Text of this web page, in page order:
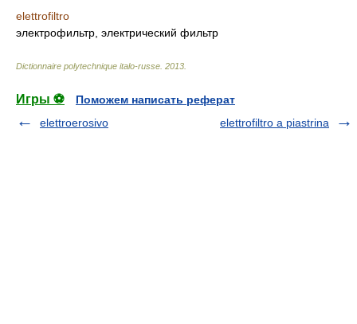
elettrofiltro
электрофильтр, электрический фильтр
Dictionnaire polytechnique italo-russe 2013
Игры ⚽
Поможем написать реферат
elettroerosivo
elettrofiltro a piastrina